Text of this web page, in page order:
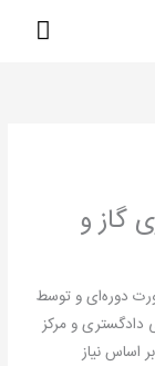
گاز و
دوره‌ای و توسط
دادگستری و مرکز
اساس نیاز